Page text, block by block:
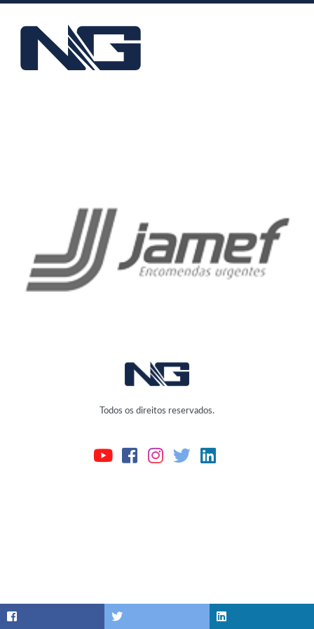
Todos os direitos reservados.